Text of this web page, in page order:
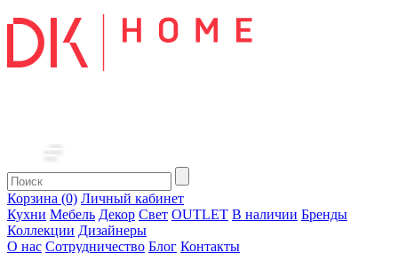
Корзина (0) Личный кабинет
Кухни Мебель Декор Свет OUTLET В наличии Бренды
Коллекции Дизайнеры
О нас Сотрудничество Блог Контакты